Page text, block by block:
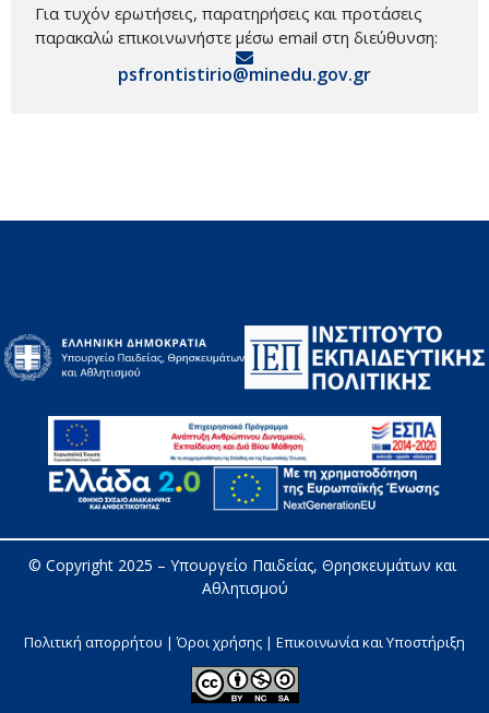
Για τυχόν ερωτήσεις, παρατηρήσεις και προτάσεις
παρακαλώ επικοινωνήστε μέσω email στη διεύθυνση:
psfrontistirio@minedu.gov.gr
© Copyright 2025 – Υπουργείο Παιδείας, Θρησκευμάτων και
Αθλητισμού
Πολιτική απορρήτου | Όροι χρήσης | Επικοινωνία και Υποστήριξη